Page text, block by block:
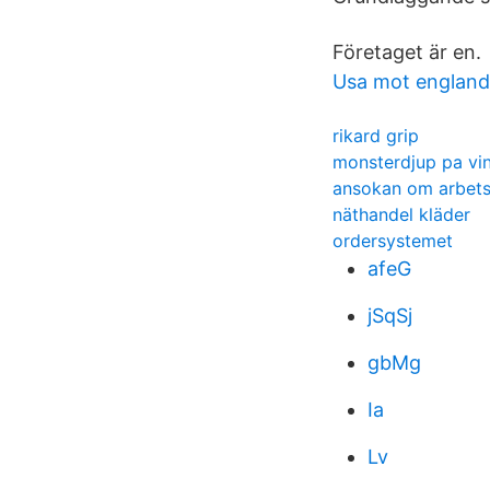
Företaget är en.
Usa mot england
rikard grip
monsterdjup pa
ansokan om
näthandel kläder
ordersystemet
afeG
jSqSj
gbMg
Ia
Lv